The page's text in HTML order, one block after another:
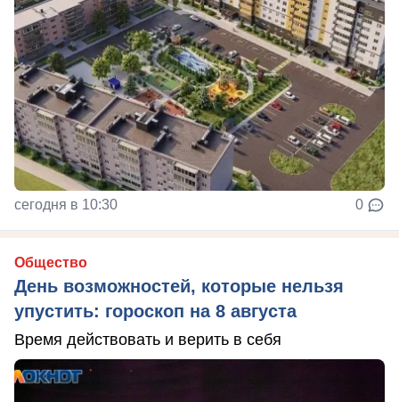
сегодня в 10:30 0
Общество
День возможностей, которые нельзя
упустить: гороскоп на 8 августа
Время действовать и верить в себя